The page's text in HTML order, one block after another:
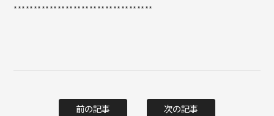
***********************************
前の記事 次の記事